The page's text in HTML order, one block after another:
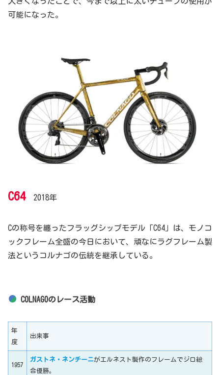
可能になった。
C642018年
Cの称号を纏ったフラッグシップモデル「C64」は、モノコ
ックフレーム全盛の今日において、頑なにラグフレーム製
法というコルナゴの伝統を継承している。
COLNAGOのレース活動
年
度
出来事
1957
ガストネ・ネンチーニがエルネスト製作のフレームでジロ総
合優勝。